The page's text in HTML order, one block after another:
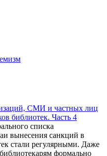
СМИ и частных лиц
библиотек. Часть 4
списка
вынесения санкций в
стали регулярными. Даже
формально